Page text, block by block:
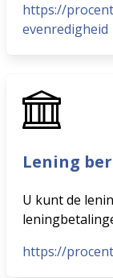
https://
evenredigheid
Lening
U kunt de
https://